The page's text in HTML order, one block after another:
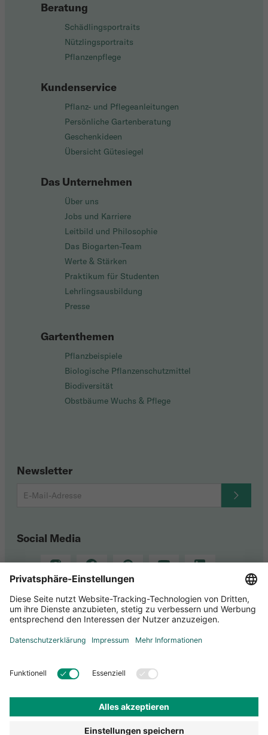
Beratung
Schädlingsportraits
Nützlingsportraits
Pflanzenpflege
Kundenservice
Pflanz- und Pflegeanleitungen
Persönliche Gartenberatung
Geschenkideen
Übersicht Gütesiegel
Das Unternehmen
Über uns
Jobs und Karriere
Leitbild und Philosophie
Das Biogarten-Team
Werte & Stärken
Praktikum für Studenten
Lehrlingsausbildung
Presse
Gartenthemen
Pflanzbeispiele
Biologische Pflanzenschutzmittel
Biodiversität
Obstbäume Wuchs & Pflege
Newsletter
Social Media
Allgemeine Geschäftsbedingungen
Bankverbindung
Versandkosten
Retouren & Rückgabe